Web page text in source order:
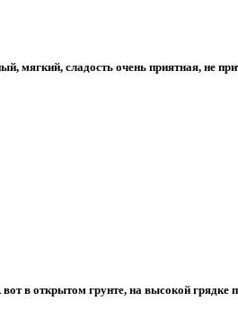
мягкий, сладость очень приятная, не
в открытом грунте, на высокой грядке